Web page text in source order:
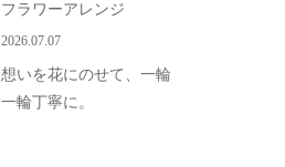
フラワーアレンジ
2026.07.07
想いを花にのせて、一輪
一輪丁寧に。